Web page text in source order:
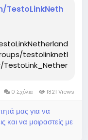
0 Σχόλια 1821 Views
μας για να
και να μοιραστείς με